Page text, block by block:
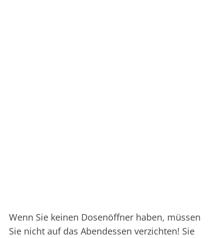
Wenn Sie keinen Dosenöffner haben, müssen
Sie nicht auf das Abendessen verzichten! Sie